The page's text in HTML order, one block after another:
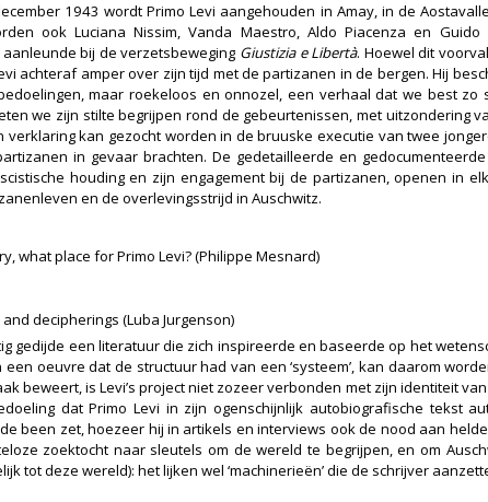
1943 wordt Primo Levi aangehouden in Amay, in de
ook Luciana Nissim, Vanda Maestro, Aldo Piacenza en
bij de verzetsbeweging Giustizia e Libertà. Hoewel dit
achteraf amper over zijn tijd met de partizanen in de bergen. Hij
maar roekeloos en onnozel, een verhaal dat we best zo
we zijn stilte begrijpen rond de gebeurtenissen, met uitzondering
verklaring kan gezocht worden in de bruuske executie van twee
in gevaar brachten. De gedetailleerde en
houding en zijn engagement bij de partizanen, openen in
en de overlevingsstrijd in Auschwitz.
what place for Primo Levi? (Philippe Mesnard)
decipherings (Luba Jurgenson)
gedijde een literatuur die zich inspireerde en baseerde op het
oeuvre dat de structuur had van een ‘systeem’, kan daarom
beweert, is Levi’s project niet zozeer verbonden met zijn identiteit
dat Primo Levi in zijn ogenschijnlijk autobiografische tekst
been zet, hoezeer hij in artikels en interviews ook de nood aan
zoektocht naar sleutels om de wereld te begrijpen, en om
tot deze wereld): het lijken wel ‘machinerieën’ die de schrijver